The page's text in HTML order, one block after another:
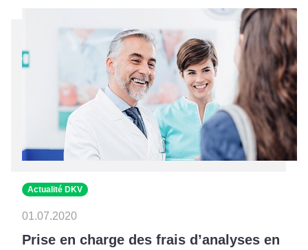
Actualité DKV
01.07.2020
Prise en charge des frais d’analyses en